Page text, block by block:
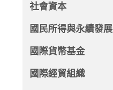
社會資本
國民所得與永續發展
國際貨幣基金
國際經貿組織